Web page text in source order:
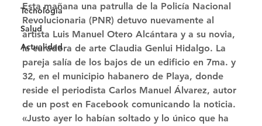
Tecnología
Salud
Actualidad
Esta mañana una patrulla de la Policía Nacional
Revolucionaria (PNR) detuvo nuevamente al
artista Luis Manuel Otero Alcántara y a su novia,
la curadora de arte Claudia Genlui Hidalgo. La
pareja salía de los bajos de un edificio en 7ma. y
32, en el municipio habanero de Playa, donde
reside el periodista Carlos Manuel Álvarez, autor
de un post en Facebook comunicando la noticia.
«Justo ayer lo habían soltado y lo único que ha